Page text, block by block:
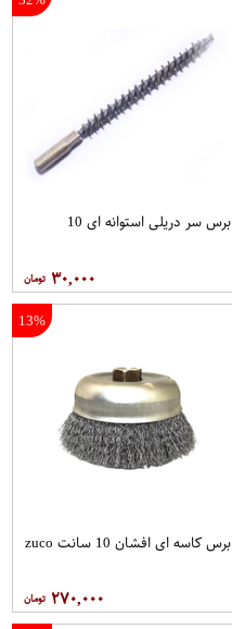
برس سر دریلی استوانه ای 10
۳۰,۰۰۰
13%
برس کاسه ای افشان 10 سانت zuco
۲۷۰,۰۰۰